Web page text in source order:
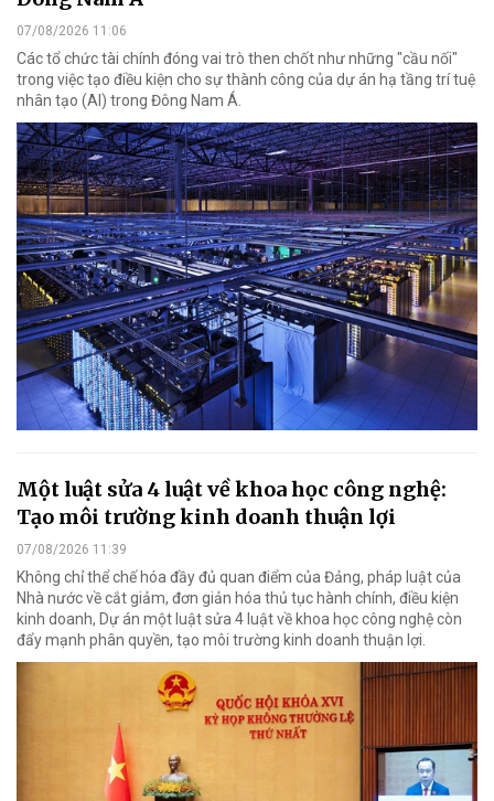
07/08/2026 11:06
Các tổ chức tài chính đóng vai trò then chốt như những "cầu nối"
trong việc tạo điều kiện cho sự thành công của dự án hạ tầng trí tuệ
nhân tạo (AI) trong Đông Nam Á.
Một luật sửa 4 luật về khoa học công nghệ:
Tạo môi trường kinh doanh thuận lợi
07/08/2026 11:39
Không chỉ thể chế hóa đầy đủ quan điểm của Đảng, pháp luật của
Nhà nước về cắt giảm, đơn giản hóa thủ tục hành chính, điều kiện
kinh doanh, Dự án một luật sửa 4 luật về khoa học công nghệ còn
đẩy mạnh phân quyền, tạo môi trường kinh doanh thuận lợi.